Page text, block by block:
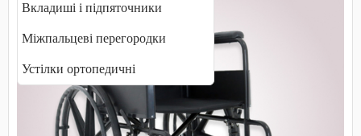
Вкладиші і підпяточники
Міжпальцеві перегородки
Устілки ортопедичні